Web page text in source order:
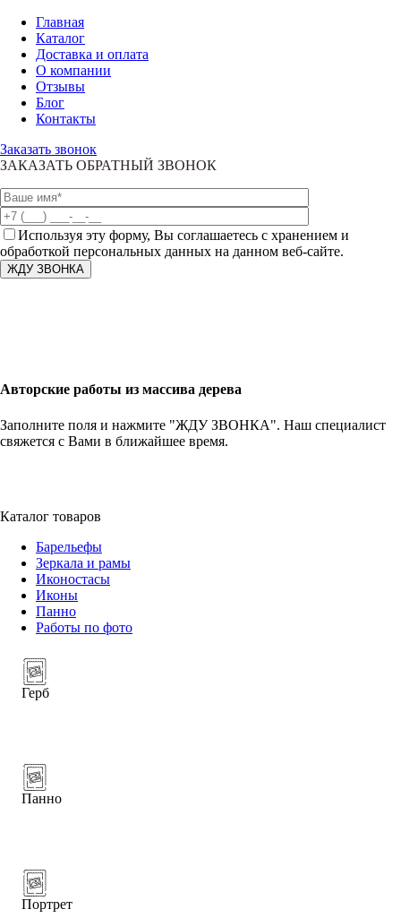
Главная
Каталог
Доставка и оплата
О компании
Отзывы
Блог
Контакты
Заказать звонок
ЗАКАЗАТЬ ОБРАТНЫЙ ЗВОНОК
Используя эту форму, Вы соглашаетесь с хранением и
обработкой персональных данных на данном веб-сайте.
Авторские работы из массива дерева
Заполните поля и нажмите "ЖДУ ЗВОНКА". Наш специалист
свяжется с Вами в ближайшее время.
Каталог товаров
Барельефы
Зеркала и рамы
Иконостасы
Иконы
Панно
Работы по фото
Герб
Панно
Портрет